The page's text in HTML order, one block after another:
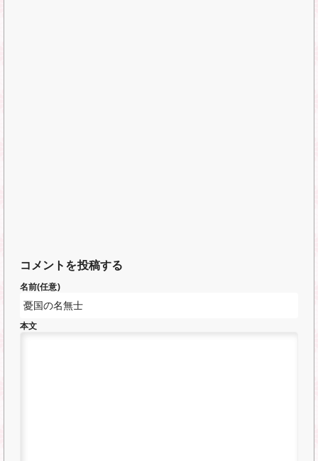
コメントを投稿する
名前(任意)
本文